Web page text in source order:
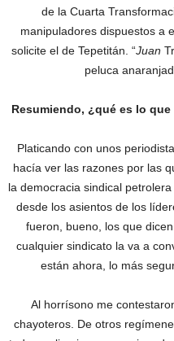
de la Cuarta
manipuladores dispuestos a
solicite el de Tepetitán. “Juan
peluca
Resumiendo, ¿qué es lo
Platicando con unos
hacía ver las razones por las
la democracia sindical
desde los asientos de los
fueron, bueno, los que
cualquier sindicato la va a
están ahora, lo más
Al horrísono me
chayoteros. De otros